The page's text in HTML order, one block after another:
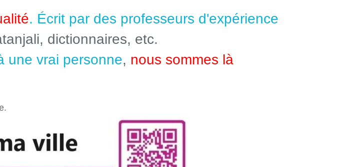
. Écrit par des professeurs d'expérience
dictionnaires, etc.
une vrai personne, nous sommes là